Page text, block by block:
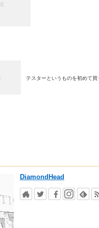
テスターというものを初めて買
DiamondHead